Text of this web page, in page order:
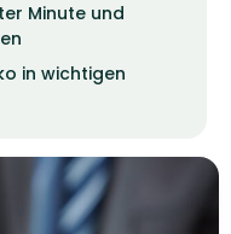
Minute und
in wichtigen